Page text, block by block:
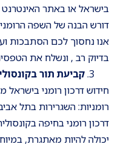
בישראל או באתר האינטרנט
דורש הבנה של השפה
אנו נחסוך לכם הסתבכות
בדיוק רב , ונשלח את
קביעת תור
חידוש דרכון רומני
רומניות: השגרירות בתל
דרכון רומני בחיפה
יכולה להיות מאתגרת,